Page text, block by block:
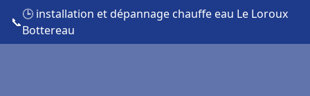
📞
🕒 installation et dépannage chauffe eau Le Loroux
Bottereau